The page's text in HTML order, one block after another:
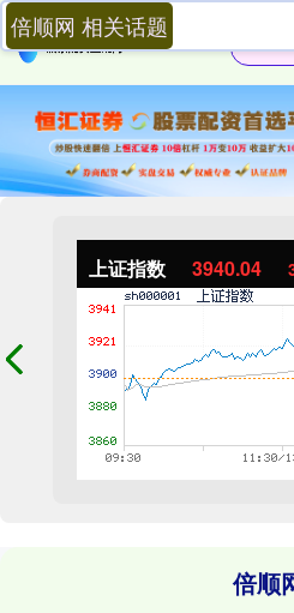
上证指数 3940.04
倍顺
倍顺网 相关话题